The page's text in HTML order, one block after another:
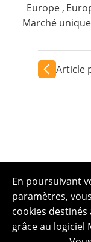
Europe ,
Marché
Article
En poursuivant
paramètres,
cookies
grâce au logiciel